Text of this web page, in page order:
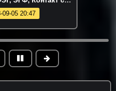
миром.
09-05 20:47